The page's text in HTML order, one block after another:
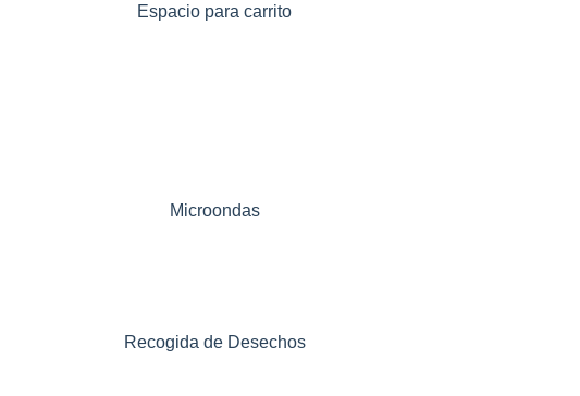
Espacio para carrito
Microondas
Recogida de Desechos